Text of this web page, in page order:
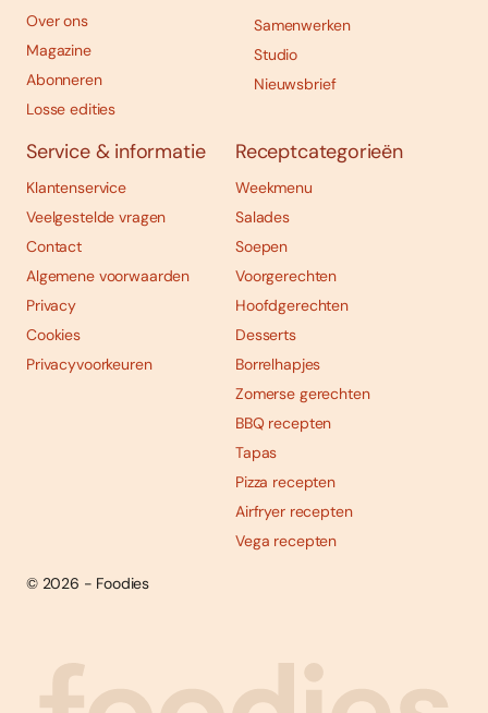
Abonneren
Over ons
Magazine
Abonneren
Losse edities
Samenwerken
Studio
Nieuwsbrief
Service & informatie
Klantenservice
Veelgestelde vragen
Contact
Algemene voorwaarden
Privacy
Cookies
Privacyvoorkeuren
Receptcategorieën
Weekmenu
Salades
Soepen
Voorgerechten
Hoofdgerechten
Desserts
Borrelhapjes
Zomerse gerechten
BBQ recepten
Tapas
Pizza recepten
Airfryer recepten
Vega recepten
© 2026 - Foodies